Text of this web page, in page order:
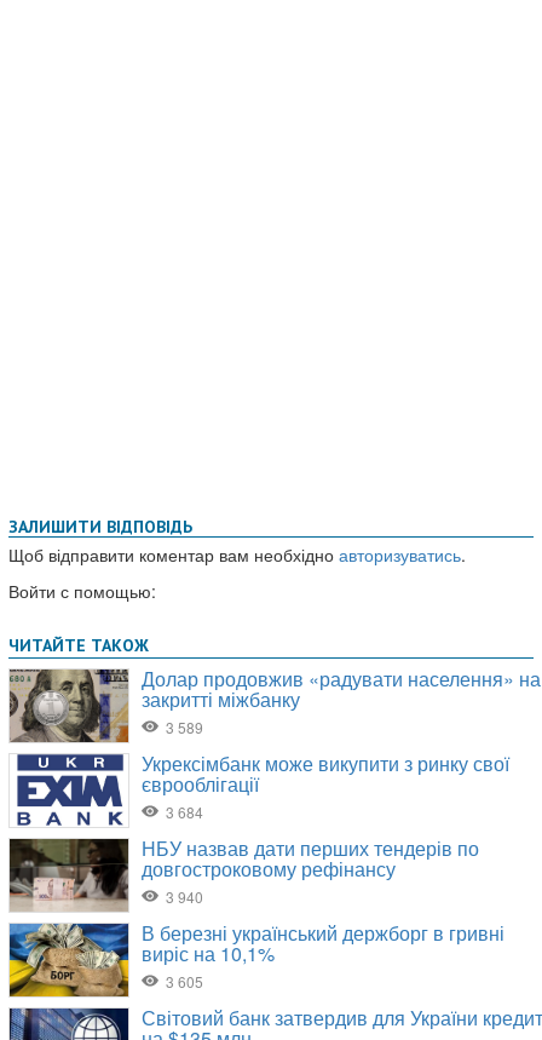
ЗАЛИШИТИ ВІДПОВІДЬ
Щоб відправити коментар вам необхідно авторизуватись.
Войти с помощью: